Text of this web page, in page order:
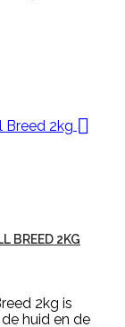

BREED 2KG
2kg is
huid en de